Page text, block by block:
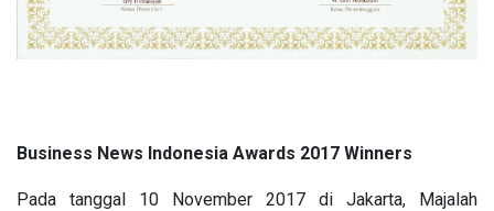
Business News Indonesia Awards 2017 Winners
Pada tanggal 10 November 2017 di Jakarta, Majalah